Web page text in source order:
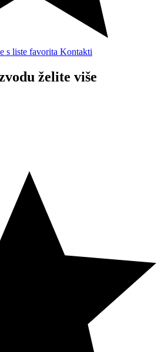
s liste favorita Kontakti
želite više